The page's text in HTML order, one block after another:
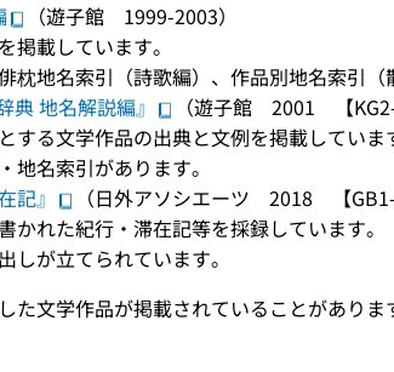
（遊子館 1999-2003）
掲載しています。
地名索引（詩歌編）、作品別地名索引（
典 地名解説編』
（遊子館 2001 【KG2-
る文学作品の出典と文例を掲載していま
名索引があります。
記』
（日外アソシエーツ 2018 【GB1-
れた紀行・滞在記等を採録しています。
が立てられています。
た文学作品が掲載されていることがあり